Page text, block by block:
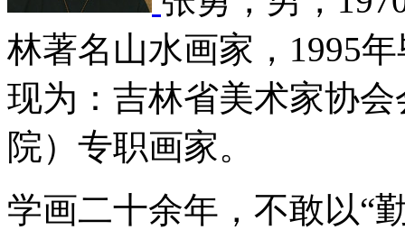
林著名山水画家，1995
现为：吉林省美术家协
院）专职画家。
学画二十余年，不敢以“